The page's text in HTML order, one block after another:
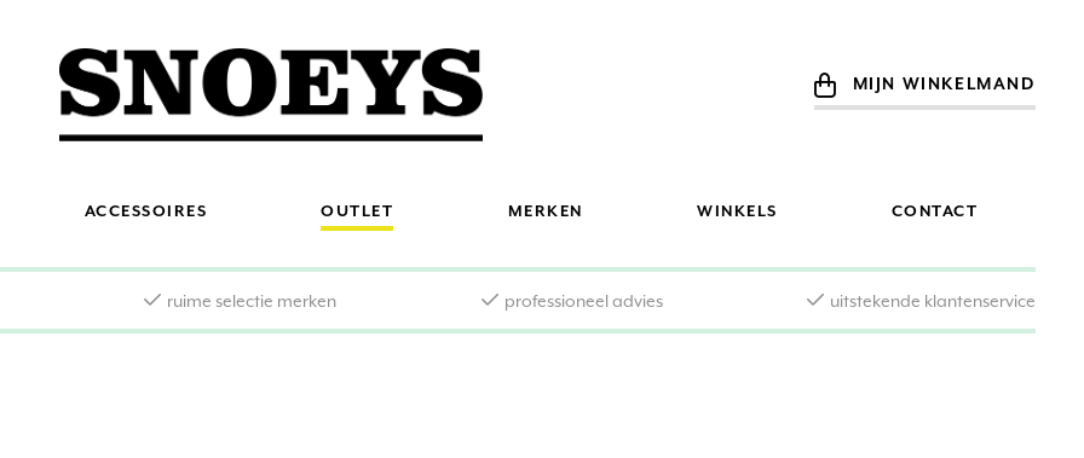
MIJN WINKELMAND
ACCESSOIRES OUTLET MERKEN WINKELS CONTACT
ruime selectie merken professioneel advies uitstekende klantenservice